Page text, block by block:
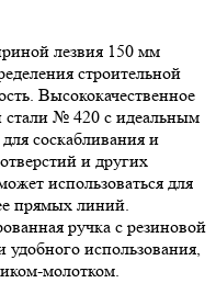
лезвия 150 мм
строительной
Высококачественное
стали № 420 с идеальным
соскабливания и
и других
использоваться для
прямых линий.
ручка с резиновой
удобного использования,
молотком.